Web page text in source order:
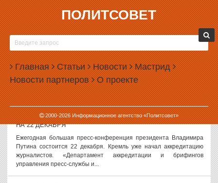
ПОЛИТСОВЕТ
Главная Статьи Новости Мастрид
Новости партнеров О проекте
2000-2026Информационное агентство «Политсовет»
25.11.2016, 17:50
СЛУХИ И ВЕРСИИ, 25 НОЯБРЯ
Сергей Носов может лишиться поста Говорят, что позиции мэра
Нижнего Тагила Сергея Носова становятся всё менее и менее
прочными. Несколько месяцев назад он занял пост секретаря
местного отделения...
25.11.2016, 16:35
БОЛЬШУЮ ПРЕСС-КОНФЕРЕНЦИЮ ПУТИНА НАЗНАЧИЛИ
НА 22 ДЕКАБРЯ
Ежегодная большая пресс-конференция президента Владимира
Путина состоится 22 декабря. Кремль уже начал аккредитацию
журналистов. «Департамент аккредитации и брифингов
управления пресс-службы и...